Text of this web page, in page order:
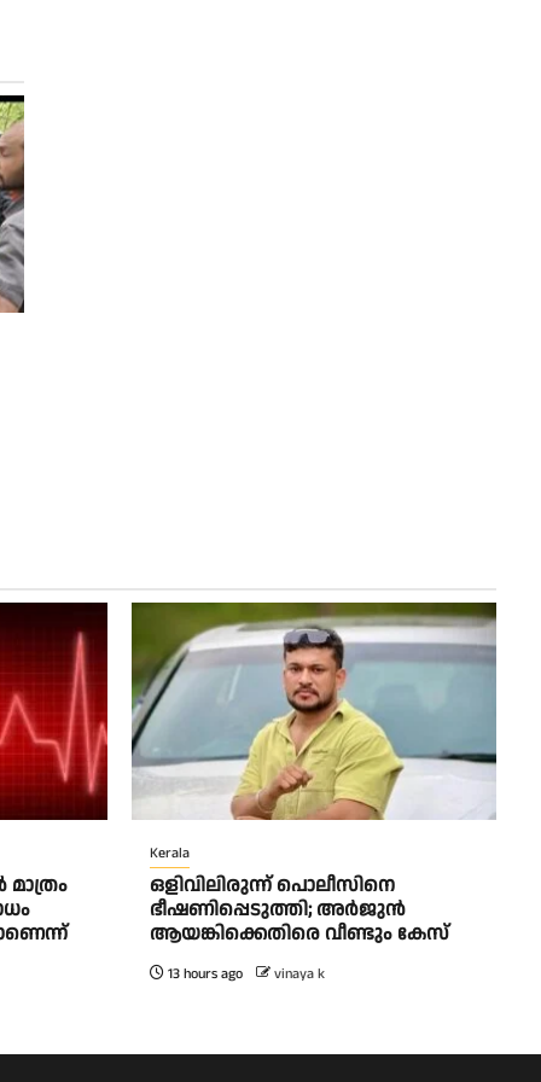
Kerala
ഒളിവിലിരുന്ന് പൊലീസിനെ
ഭീഷണിപ്പെടുത്തി; അർജുൻ
ആയങ്കിക്കെതിരെ വീണ്ടും കേസ്
13 hours ago vinaya k